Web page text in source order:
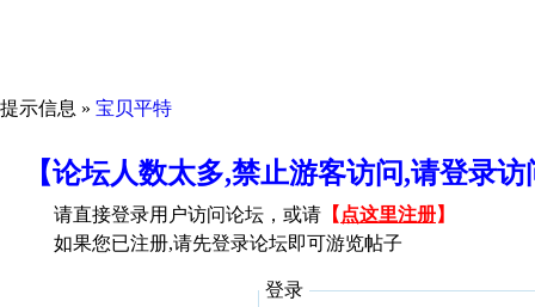
提示信息 » 宝贝平特
【论坛人数太多,禁止游客访问,请登录
请直接登录用户访问论坛，或请 【 点这里注册】
如果您已注册,请先登录论坛即可游览帖子
登录